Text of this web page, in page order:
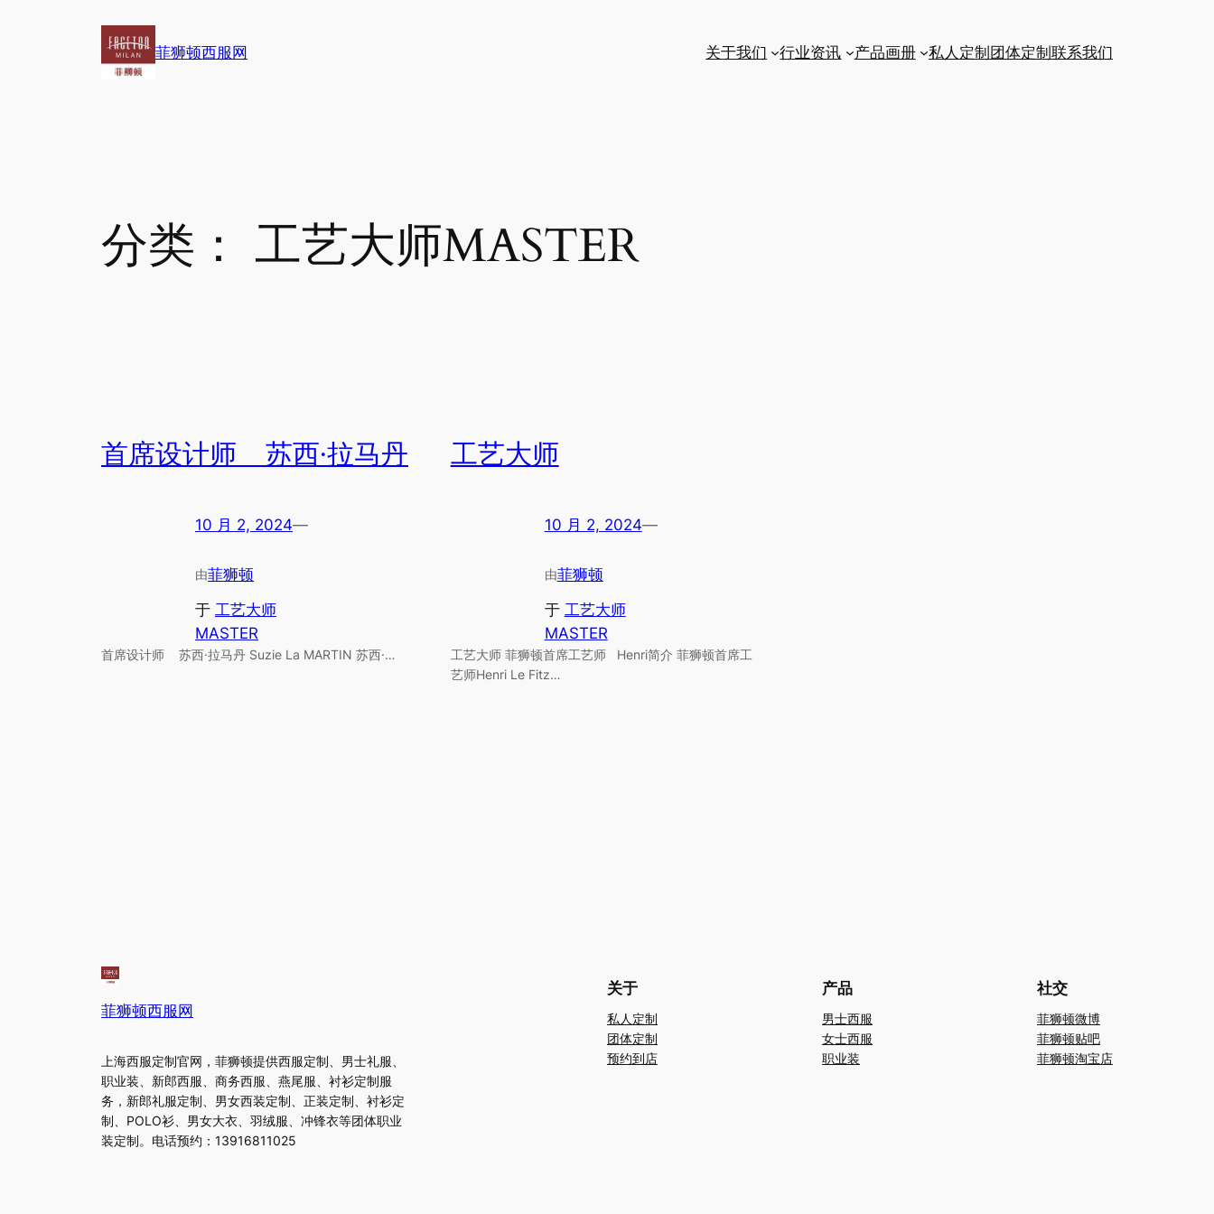
菲狮顿西服网 关于我们 行业资讯 产品画册 私人定制 团体定制 联系我们
分类： 工艺大师MASTER
首席设计师 苏西·拉马丹
10 月 2, 2024—
由菲狮顿
于 工艺大师
MASTER
首席设计师 苏西·拉马丹 Suzie La MARTIN 苏西·…
工艺大师
10 月 2, 2024—
由菲狮顿
于 工艺大师
MASTER
工艺大师 菲狮顿首席工艺师 Henri简介 菲狮顿首席工
艺师Henri Le Fitz…
菲狮顿西服网
上海西服定制官网，菲狮顿提供西服定制、男士礼服、
职业装、新郎西服、商务西服、燕尾服、衬衫定制服
务，新郎礼服定制、男女西装定制、正装定制、衬衫定
制、POLO衫、男女大衣、羽绒服、冲锋衣等团体职业
装定制。电话预约：13916811025
关于
私人定制
团体定制
预约到店
产品
男士西服
女士西服
职业装
社交
菲狮顿微博
菲狮顿贴吧
菲狮顿淘宝店